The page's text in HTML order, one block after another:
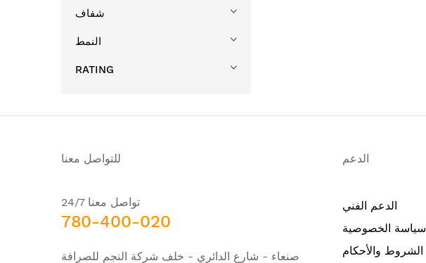
شفاف
النمط
RATING
للتواصل معنا
تواصل معنا 24/7
780-400-020
صنعاء - شارع الدائري - خلف شركة النجم للصرافة
الدعم
الدعم الفني
سياسة الخصوصية
الشروط والأحكام